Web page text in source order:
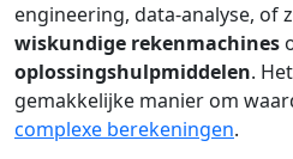
engineering, data-analyse, of
wiskundige rekenmachines
oplossingshulpmiddelen.
gemakkelijke manier om
complexe berekeningen.